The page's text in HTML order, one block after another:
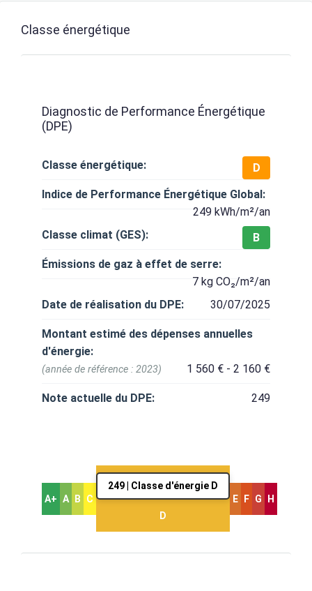
Classe énergétique
Diagnostic de Performance Énergétique
(DPE)
Classe énergétique:
D
Indice de Performance Énergétique Global:
249 kWh/m²/an
Classe climat (GES):
B
Émissions de gaz à effet de serre:
7 kg CO₂/m²/an
Date de réalisation du DPE:
30/07/2025
Montant estimé des dépenses annuelles
d'énergie:
1 560 € - 2 160 €
(année de référence : 2023)
Note actuelle du DPE: 249
A+ A B C
249 | Classe d'énergie D
D
E F G H